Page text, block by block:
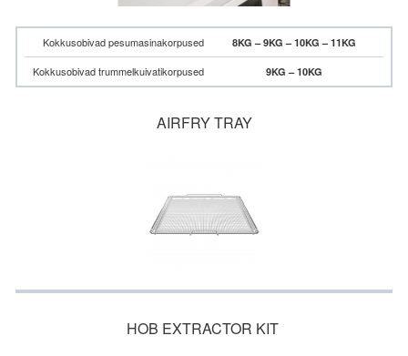
Kokkusobivad pesumasinakorpused 8KG – 9KG – 10KG – 11KG
Kokkusobivad trummelkuivatikorpused 9KG – 10KG
AIRFRY TRAY
HOB EXTRACTOR KIT